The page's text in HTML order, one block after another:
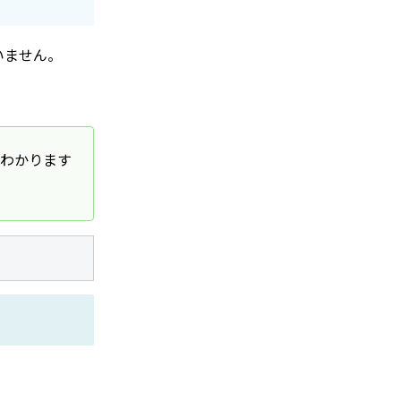
せん。
かります